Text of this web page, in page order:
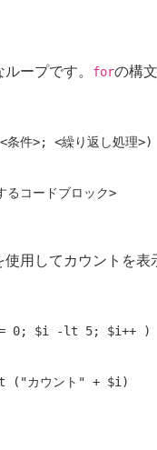
ープです。 forの構
件>; <繰り返し処理>)
使用してカウントを表
0; $i -lt 5; $i++ )
("カウント" + $i)